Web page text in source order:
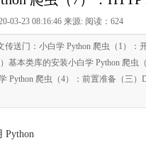
03-23 08:16:46 来源: 阅读：624
传送门：小白学 Python 爬虫（1）：
基本类库的安装小白学 Python 爬虫
Python 爬虫（4）：前置准备（三）
Python